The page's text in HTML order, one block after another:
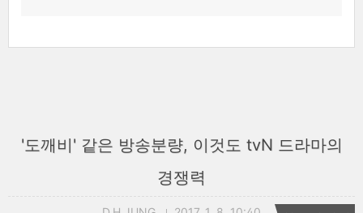
'도깨비' 같은 방송분량, 이것도 tvN 드라마의
경쟁력